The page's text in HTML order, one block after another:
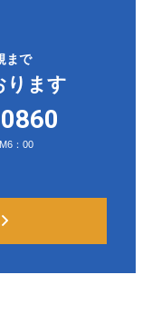
まで
ります
：00